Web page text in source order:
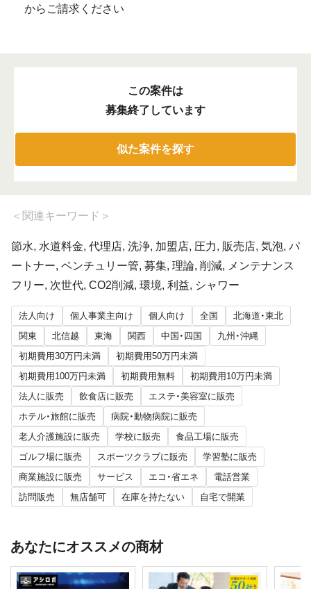
からご請求ください
この案件は
募集終了しています
似た案件を探す
＜ 関連キーワード ＞
節水, 水道料金, 代理店, 洗浄, 加盟店, 圧力, 販売店, 気泡, パ
ートナー, ベンチュリー管, 募集, 理論, 削減, メンテナンス
フリー, 次世代, CO2削減, 環境, 利益, シャワー
法人向け 個人事業主向け 個人向け 全国
北海道・東北
関東
北信越 東海 関西 中国・四国
九州・沖縄
初期費用30万円未満
初期費用50万円未満
初期費用100万円未満
初期費用無料
初期費用10万円未満
法人に販売
飲食店に販売
エステ・美容室に販売
ホテル・旅館に販売
病院・動物病院に販売
老人介護施設に販売
学校に販売
食品工場に販売
ゴルフ場に販売
スポーツクラブに販売
学習塾に販売
商業施設に販売
サービス エコ・省エネ
電話営業
訪問販売
無店舗可 在庫を持たない 自宅で開業
あなたにオススメの商材